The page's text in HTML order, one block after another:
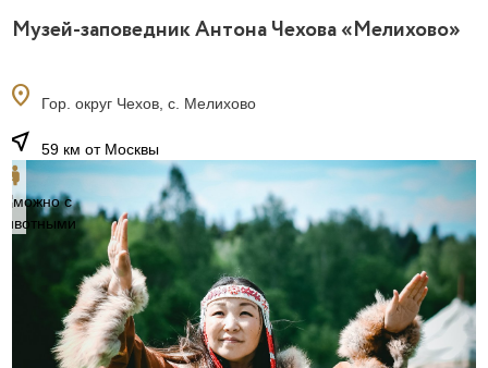
Музей-заповедник Антона Чехова «Мелихово»
location_on Гор. округ Чехов, с. Мелихово
near_me 59 км от Москвы